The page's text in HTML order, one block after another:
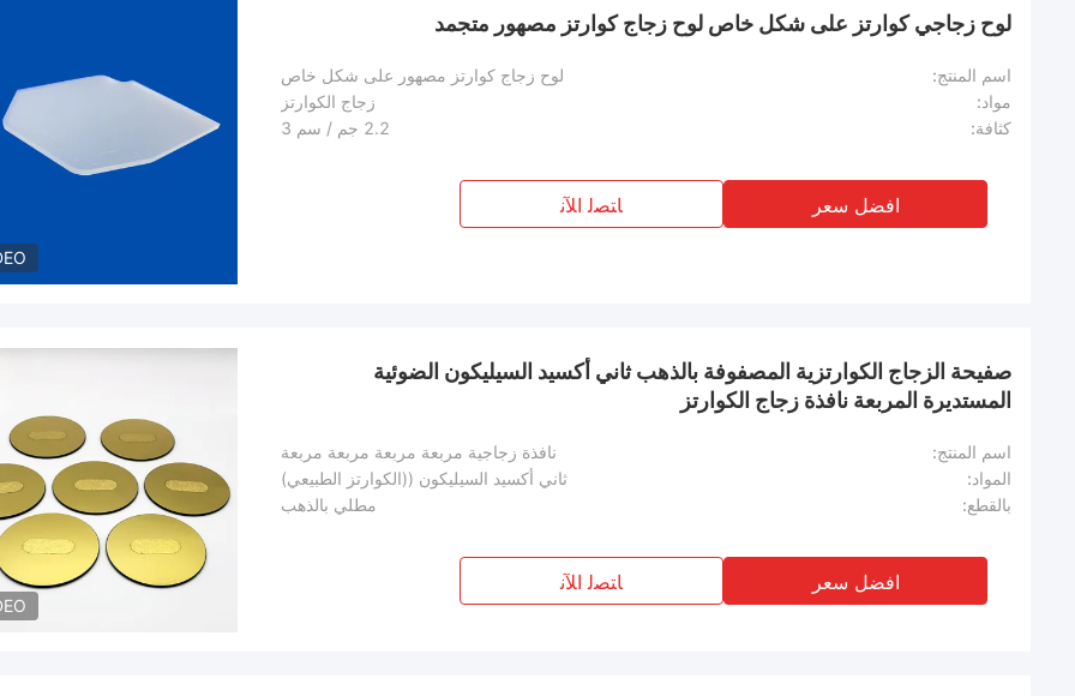
لوح زجاجي كوارتز على شكل خاص لوح زجاج كوارتز مصهور متجمد
اسم المنتج:
لوح زجاج كوارتز مصهور على شكل خاص
مواد:
زجاج الكوارتز
كثافة:
2.2 جم / سم 3
افضل سعر ﺎﺘﺼﻟ ﺍﻶﻧ
صفيحة الزجاج الكوارتزية المصفوفة بالذهب ثاني أكسيد السيليكون الضوئية
المستديرة المربعة نافذة زجاج الكوارتز
اسم المنتج:
نافذة زجاجية مربعة مربعة مربعة مربعة
المواد:
ثاني أكسيد السيليكون ((الكوارتز الطبيعي)
بالقطع:
مطلي بالذهب
افضل سعر ﺎﺘﺼﻟ ﺍﻶﻧ